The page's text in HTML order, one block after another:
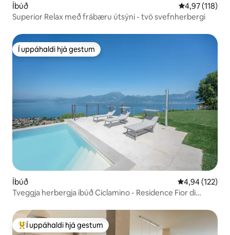
Íbúð 4,97 af 5 í
4,97 (118)
Superior Relax með frábæru útsýni - tvö svefnherbergi
Í uppáhaldi hjá gestum
Í uppáhaldi hjá gestum
Íbúð 4,94 af 5 í
4,94 (122)
Tveggja herbergja íbúð Ciclamino - Residence Fior di
Í mestu uppáhaldi hjá gestum
Í uppáhaldi hjá gestum